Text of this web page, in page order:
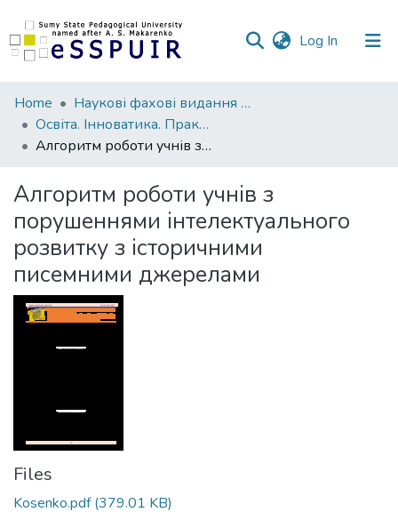
Log In (current)
Communities
&
Collections
Statistics
Home
Наукові фахові видання СумДПУ
Освіта. Інноватика. Практика
Алгоритм роботи учнів з порушеннями інтелектуального розвитку з історичними писемними джерелами
Алгоритм роботи учнів з
порушеннями інтелектуального
розвитку з історичними
писемними джерелами
Files
Kosenko.pdf(379.01 KB)